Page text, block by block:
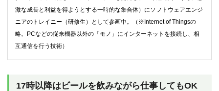
激な成長と利益を得ようとする一時的な集合体）にソフトウェアエンジ
ニアのトレイニー（研修生）として参画中。（※Internet of Thingsの
略。PCなどの従来機器以外の「モノ」にインターネットを接続し、相
互通信を行う技術）
17時以降はビールを飲みながら仕事してもOK